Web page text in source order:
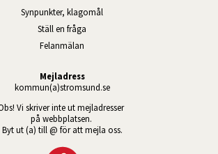
Synpunkter, klagomål
Ställ en fråga
Felanmälan
Mejladress
kommun(a)stromsund.se
Vi skriver inte ut mejladresser
på webbplatsen.
Byt ut (a) till @ för att mejla oss.